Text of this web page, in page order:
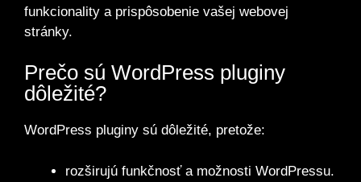
funkcionality a prispôsobenie vašej webovej
stránky.
Prečo sú WordPress pluginy
dôležité?
WordPress pluginy sú dôležité, pretože:
rozširujú funkčnosť a možnosti WordPressu.